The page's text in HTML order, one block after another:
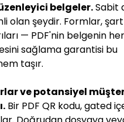
belgeler.Sabit
olan şeydir. Formlar,
— PDF'nin belgenin
sağlama garantisi bu
taşır.
ve potansiyel
Bir PDF QR kodu, gated